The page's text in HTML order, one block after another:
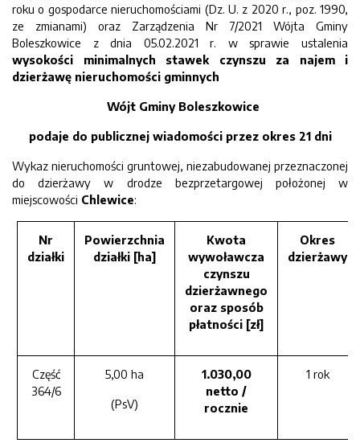
roku o gospodarce nieruchomościami (Dz. U. z 2020 r., poz. 1990,
ze zmianami) oraz Zarządzenia Nr 7/2021 Wójta Gminy
Boleszkowice z dnia 05.02.2021 r. w sprawie ustalenia
wysokości minimalnych stawek czynszu za najem i
dzierżawę nieruchomości gminnych
Wójt Gminy Boleszkowice
podaje do publicznej wiadomości przez okres 21 dni
Wykaz nieruchomości gruntowej, niezabudowanej przeznaczonej
do dzierżawy w drodze bezprzetargowej położonej w
miejscowości Chlewice:
Nr
działki
Powierzchnia
działki [ha]
Kwota
wywoławcza
czynszu
dzierżawnego
oraz sposób
płatności [zł]
Okres
dzierżawy
Część
364/6
5,00 ha
(PsV)
1.030,00
netto /
rocznie
1 rok